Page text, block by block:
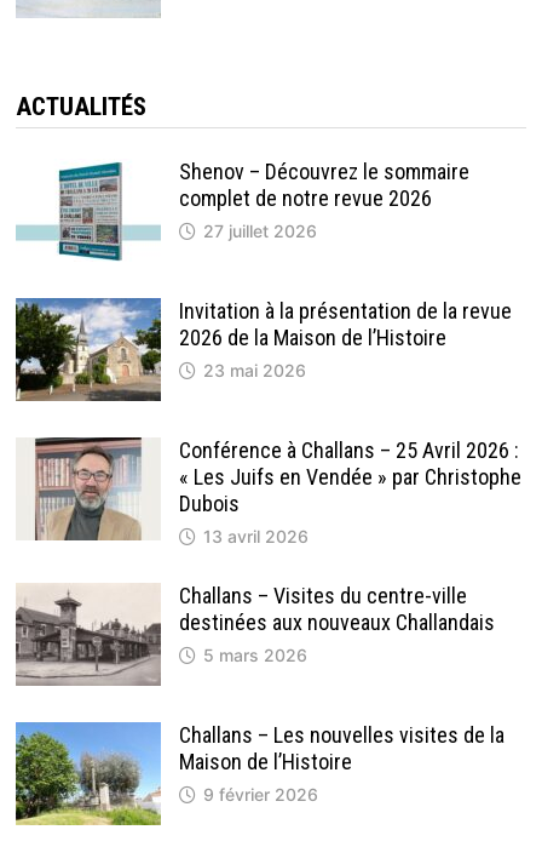
ACTUALITÉS
Shenov – Découvrez le sommaire
complet de notre revue 2026
27 juillet 2026
Invitation à la présentation de la revue
2026 de la Maison de l’Histoire
23 mai 2026
Conférence à Challans – 25 Avril 2026 :
« Les Juifs en Vendée » par Christophe
Dubois
13 avril 2026
Challans – Visites du centre-ville
destinées aux nouveaux Challandais
5 mars 2026
Challans – Les nouvelles visites de la
Maison de l’Histoire
9 février 2026